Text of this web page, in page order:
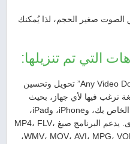
الصوت صغير الحجم، لذا يُمكنك
التي تم تنزيلها:
كما يمكنك من خلال “Any Video Downloader Pro” تحويل وتحسين
ترغب فيها لأي جهاز، بحيث
يمكنك مشاهدتها على جهاز الكمبيوتر الخاص بك، وiPhone، وiPad،
وهاتف Android، وأجهزة النقل الأخرى. يدعم البرنامج صيغ MP4، FLV،
WMV، MOV، AVI، MPG، VOB، M4V، ASF، MKV، WEBM، 3GP،